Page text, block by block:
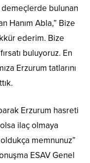
demeçlerde bulunan
Hanım Abla,” Bize
ederim. Bize
buluyoruz. En
Erzurum tatlarını
Erzurum hasreti
ilaç olmaya
oldukça memnunuz”
ESAV Genel